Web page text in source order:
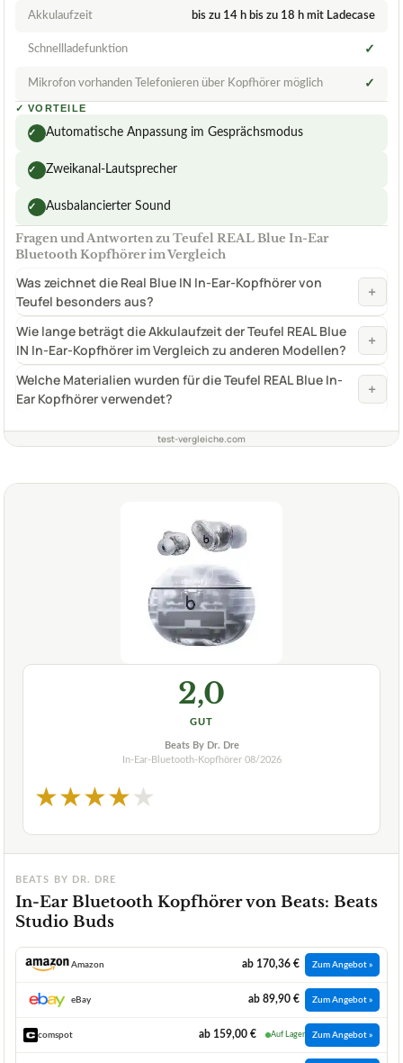
Akkulaufzeit bis zu 14 h bis zu 18 h mit Ladecase
Schnellladefunktion ✓
Mikrofon vorhanden Telefonieren über Kopfhörer möglich ✓
✓ VORTEILE
✓ Automatische Anpassung im Gesprächsmodus
✓ Zweikanal-Lautsprecher
✓ Ausbalancierter Sound
Fragen und Antworten zu Teufel REAL Blue In-Ear
Bluetooth Kopfhörer im Vergleich
Was zeichnet die Real Blue IN In-Ear-Kopfhörer von
Teufel besonders aus?
+
Wie lange beträgt die Akkulaufzeit der Teufel REAL Blue
IN In-Ear-Kopfhörer im Vergleich zu anderen Modellen?
+
Welche Materialien wurden für die Teufel REAL Blue In-
Ear Kopfhörer verwendet?
+
test-vergleiche.com
2,0
GUT
Beats By Dr. Dre
In-Ear-Bluetooth-Kopfhörer 08/2026
★★★★★
BEATS BY DR. DRE
In-Ear Bluetooth Kopfhörer von Beats: Beats
Studio Buds
Amazon ab 170,36 € Zum Angebot »
eBay ab 89,90 € Zum Angebot »
comspot ab 159,00 € Auf Lager Zum Angebot »